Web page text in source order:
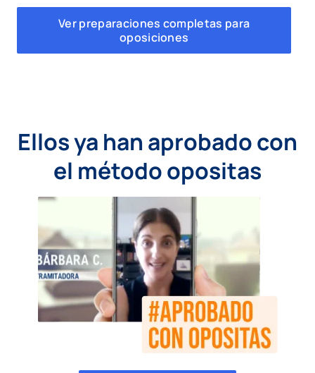
Ver preparaciones completas para
oposiciones
Ellos ya han aprobado con
el método opositas